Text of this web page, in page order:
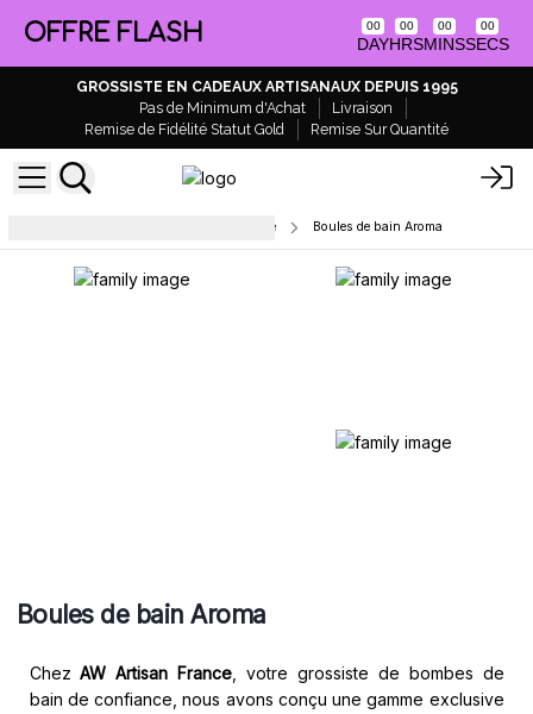
OFFRE FLASH 00
DAY
00
HRS
00
MINS
00
SECS
GROSSISTE EN CADEAUX ARTISANAUX DEPUIS 1995
Pas de Minimum d'Achat
Livraison
Remise de Fidélité Statut Gold
Remise Sur Quantité
Bombes de bain - Marque blanche Boules de bain Aroma
Boules de bain Aroma
ChezAW Artisan France, votre grossiste de bombes de
bain de confiance, nous avons conçu une gamme exclusive